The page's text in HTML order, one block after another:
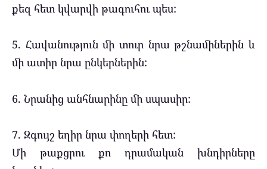
քեզ հետ կվարվի թագուհու պես:
5. Հավանություն մի տուր նրա թշնամիներին և
մի ատիր նրա ընկերներին:
6. Նրանից անհնարինը մի սպասիր:
7. Զգույշ եղիր նրա փողերի հետ:
Մի թաքցրու քո դրամական խնդիրները